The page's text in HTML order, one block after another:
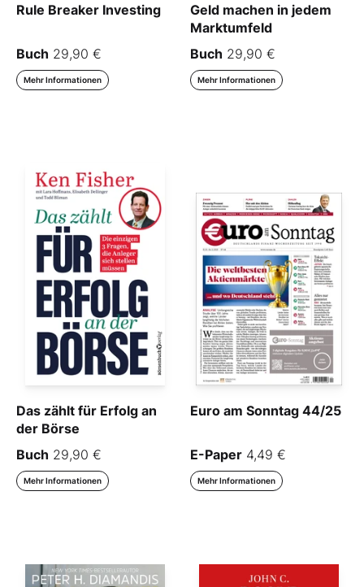
Rule Breaker Investing
Buch 29,90 €
Mehr Informationen
Geld machen in jedem
Marktumfeld
Buch 29,90 €
Mehr Informationen
Das zählt für Erfolg an
der Börse
Buch 29,90 €
Mehr Informationen
Euro am Sonntag 44/25
E-Paper 4,49 €
Mehr Informationen